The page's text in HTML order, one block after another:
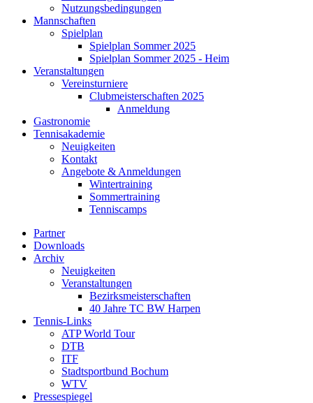
Nutzungsbedingungen
Mannschaften
Spielplan
Spielplan Sommer 2025
Spielplan Sommer 2025 - Heim
Veranstaltungen
Vereinsturniere
Clubmeisterschaften 2025
Anmeldung
Gastronomie
Tennisakademie
Neuigkeiten
Kontakt
Angebote & Anmeldungen
Wintertraining
Sommertraining
Tenniscamps
Partner
Downloads
Archiv
Neuigkeiten
Veranstaltungen
Bezirksmeisterschaften
40 Jahre TC BW Harpen
Tennis-Links
ATP World Tour
DTB
ITF
Stadtsportbund Bochum
WTV
Pressespiegel